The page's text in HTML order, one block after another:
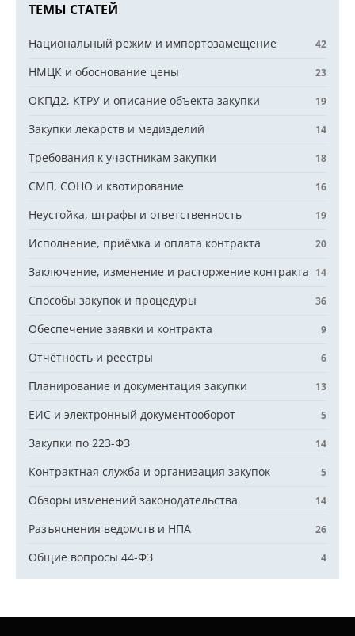
ТЕМЫ СТАТЕЙ
Национальный режим и импортозамещение 42
НМЦК и обоснование цены 23
ОКПД2, КТРУ и описание объекта закупки 19
Закупки лекарств и медизделий 14
Требования к участникам закупки 18
СМП, СОНО и квотирование 16
Неустойка, штрафы и ответственность 19
Исполнение, приёмка и оплата контракта 20
Заключение, изменение и расторжение контракта 14
Способы закупок и процедуры 36
Обеспечение заявки и контракта 9
Отчётность и реестры 6
Планирование и документация закупки 13
ЕИС и электронный документооборот 5
Закупки по 223-ФЗ 14
Контрактная служба и организация закупок 5
Обзоры изменений законодательства 14
Разъяснения ведомств и НПА 26
Общие вопросы 44-ФЗ 4